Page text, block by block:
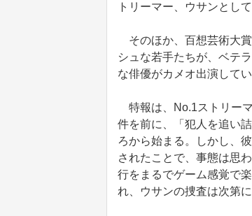
トリーマー、ウサンとし
そのほか、百想芸術大
シュな若手たちが、ベテ
な俳優がカメオ出演してい
特報は、No.1ストリー
件を前に、「犯人を追い
ろから始まる。しかし、
されたことで、事態は思
行をまるでゲーム感覚で
れ、ウサンの捜査は次第